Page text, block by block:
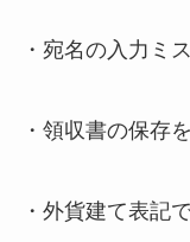
・宛名の入力ミ
・領収書の保存
・外貨建て表記